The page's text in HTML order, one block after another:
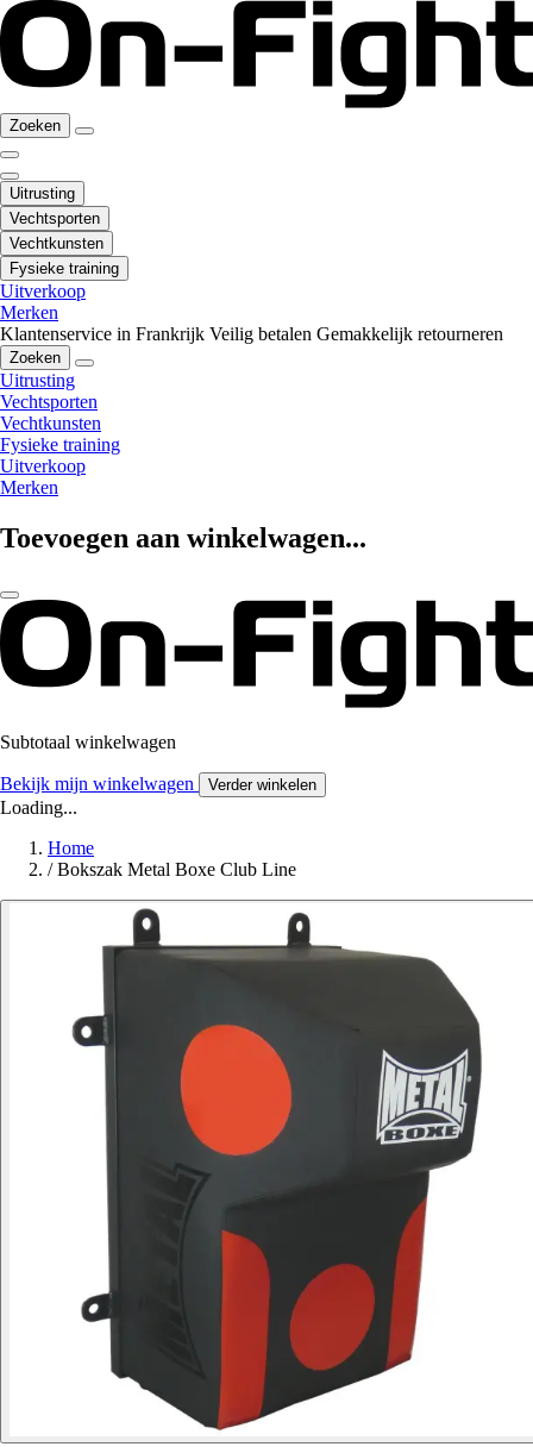
Zoeken
Uitrusting
Vechtsporten
Vechtkunsten
Fysieke training
Uitverkoop
Merken
Klantenservice in Frankrijk Veilig betalen Gemakkelijk retourneren
Zoeken
Uitrusting
Vechtsporten
Vechtkunsten
Fysieke training
Uitverkoop
Merken
Toevoegen aan winkelwagen...
Subtotaal winkelwagen
Bekijk mijn winkelwagen Verder winkelen
Loading...
Home
/ Bokszak Metal Boxe Club Line